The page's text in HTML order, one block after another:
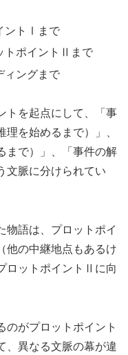
ントⅠまで
トポイントⅡまで
ングまで
トを起点にして、「事
を始めるまで）」、
まで）」、「事件の解
文脈に分けられてい
語は、プロットポイ
の中継地点もあるけ
ロットポイントⅡに向
のがプロットポイント
、異なる文脈の幕が違